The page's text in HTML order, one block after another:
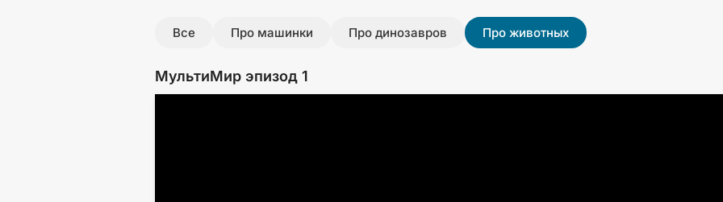
Все Про машинки Про динозавров Про животных
МультиМир эпизод 1